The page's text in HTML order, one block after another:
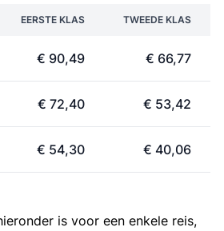
EERSTE KLAS TWEEDE KLAS
€ 90,49 € 66,77
€ 72,40 € 53,42
€ 54,30 € 40,06
is voor een enkele reis,